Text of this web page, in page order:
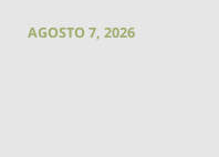
AGOSTO 7, 2026